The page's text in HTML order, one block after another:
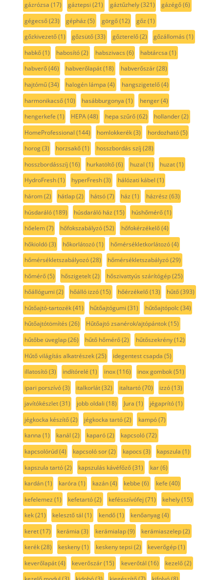
gázrózsa (17) gáztepsi (21) gáztűzhely(321) gázégő(6)
gégecső(23) gépház (5) görgő(12) gőz (1)
gőzkivezető(1) gőzsütő(33) gőzterelő(2) gőzállomás (1)
habkő(1) habosító(2) habszivacs (6) habtárcsa (1)
habverő(46) habverőlapát(18) habverőszár(28)
hajtómű(34) halogén lámpa (4) hangszigetelő(4)
harmonikacső(10) hasábburgonya (1) henger(4)
hengerkefe (1) HEPA(48) hepa szűrő(62) hollander(2)
HomeProfessional (144) homlokkerék(3) hordozható(5)
horog(3) horzsakő(1) hosszbordás szíj (28)
hosszbordásszíj (16) hurkatöltő(6) huzal (1) huzat(1)
HydroFresh(1) hyperFresh(3) hálózati kábel (1)
három(2) hátlap(2) hátsó(7) ház (1) házrész (63)
húsdaráló(189) húsdaráló ház (15) húshőmérő(1)
hőelem(7) hőfokszabályzó(52) hőfokérzékelő(4)
hőkioldó(3) hőkorlátozó(1) hőmérsékletkorlátozó(4)
hőmérsékletszabályozó(28) hőmérsékletszabályzó(29)
hőmérő(5) hőszigetelt(2) hőszivattyús szárítógép(25)
hőállógumi (2) hőálló izzó(15) hőérzékelő(13) hűtő(393)
hűtőajtó-tartozék(41) hűtőajtógumi (31) hűtőajtópolc(34)
hűtőajtótömítés (26) Hűtőajtó zsanérok/ajtópántok(15)
hűtőbe üveglap(26) hűtő hőmérő(2) hűtőszekrény(12)
Hűtő világítás alkatrészek(25) idegentest csapda (5)
illatosító(3) indítórelé (1) inox(116) inox gombok(51)
ipari porszívó(3) italkorlát(32) italtartó(70) izzó(13)
javítókészlet(31) jobb oldali (18) Jura (1) jégaprító(1)
jégkocka készítő(2) jégkocka tartó(2) kampó(7)
kanna (1) kanál (2) kaparó(2) kapcsoló(72)
kapcsolórúd(4) kapcsoló sor(2) kapocs (3) kapszula (1)
kapszula tartó(2) kapszulás kávéfőző(31) kar(6)
kardán(1) karóra (1) kazán(4) kebbe (6) kefe (40)
kefelemez (1) kefetartó(2) kefésszívófej (71) kehely(15)
kek(21) kelesztő tál (1) kendő(1) kenőanyag(4)
keret(17) kerámia (3) kerámialap(9) kerámiaszelep(2)
kerék(28) keskeny(1) keskeny tepsi (2) keverőgép(1)
keverőlapát(4) keverőszár(15) keverőtál (16) kezelő(2)